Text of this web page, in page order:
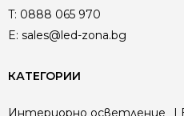
T: 0888 065 970
E: sales@led-zona.bg
КАТЕГОРИИ
Интериорно осветление